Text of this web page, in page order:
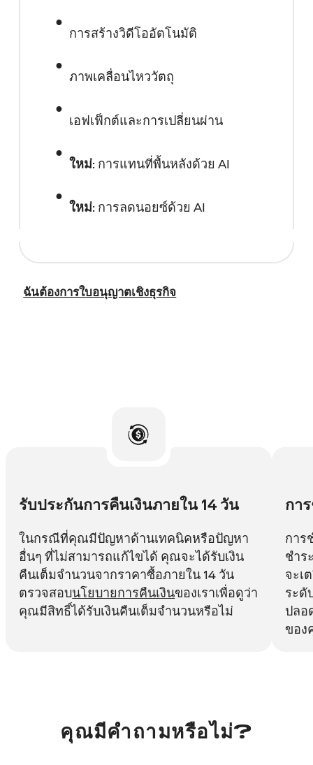
การสร้างวิดีโออัตโนมัติ
ภาพเคลื่อนไหววัตถุ
เอฟเฟ็กต์และการเปลี่ยนผ่าน
ใหม่: การแทนที่พื้นหลังด้วย AI
ใหม่: การลดนอยซ์ด้วย AI
ฉันต้องการใบอนุญาตเชิงธุรกิจ
รับประกันการคืนเงินภายใน 14 วัน
ในกรณีที่คุณมีปัญหาด้านเทคนิคหรือปัญหา
อื่นๆ ที่ไม่สามารถแก้ไขได้ คุณจะได้รับเงิน
คืนเต็มจำนวนจากราคาซื้อภายใน 14 วัน
ตรวจสอบนโยบายการคืนเงินของเราเพื่อดูว่า
คุณมีสิทธิ์ได้รับเงินคืนเต็มจำนวนหรือไม่
กา
การ
ชำร
จะเ
ระดั
ปลอ
ขอ
คุณมีคำถามหรือไม่?